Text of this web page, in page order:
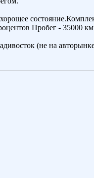
Пробег - 35000
(не на